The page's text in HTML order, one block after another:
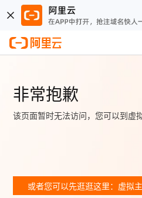
非常抱歉
该页面暂时无法访问，您可以到虚
或者您可以先逛逛这里：虚拟